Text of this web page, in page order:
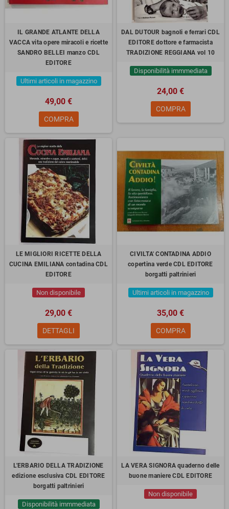
IL GRANDE ATLANTE DELLA
VACCA vita opere miracoli e ricette
SANDRO BELLEI manzo CDL
EDITORE
Ultimi articoli in magazzino
49,00 €
COMPRA
DAL DUTOUR bagnoli e ferrari CDL
EDITORE dottore e farmacista
TRADIZIONE REGGIANA vol 10
Disponibilità immmediata
24,00 €
COMPRA
LE MIGLIORI RICETTE DELLA
CUCINA EMILIANA contadina CDL
EDITORE
Non disponibile
29,00 €
DETTAGLI
CIVILTA' CONTADINA ADDIO
copertina verde CDL EDITORE
borgatti paltrinieri
Ultimi articoli in magazzino
35,00 €
COMPRA
L'ERBARIO DELLA TRADIZIONE
edizione esclusiva CDL EDITORE
borgatti paltrinieri
Disponibilità immmediata
LA VERA SIGNORA quaderno delle
buone maniere CDL EDITORE
Non disponibile